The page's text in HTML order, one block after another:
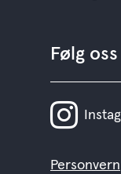
Følg oss
Personvern